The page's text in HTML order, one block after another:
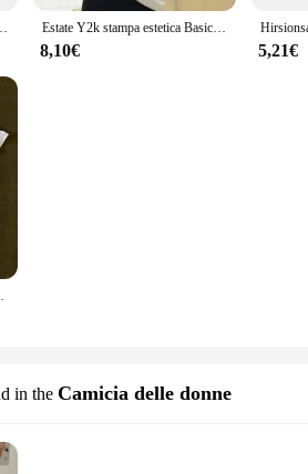
con scollo a v T-Shirt Basic Solid Crop top Estate Y2k stampa estetica Basic t-shirt manica corta Streetwear All Match top larghi donna Casual Harajuku Oversize O Neck Tee
8,10€ 5,21€
uomo donna Tee Shirt
in the Camicia delle donne